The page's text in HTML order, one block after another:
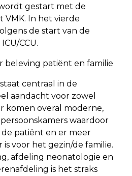
gestart met de
VMK. In het vierde
de start van de
CCU.
beleving patiënt en familie
centraal in de
aandacht voor zowel
komen overal moderne,
waardoor
patiënt en er meer
voor het gezin/de familie.
afdeling neonatologie en
is het straks